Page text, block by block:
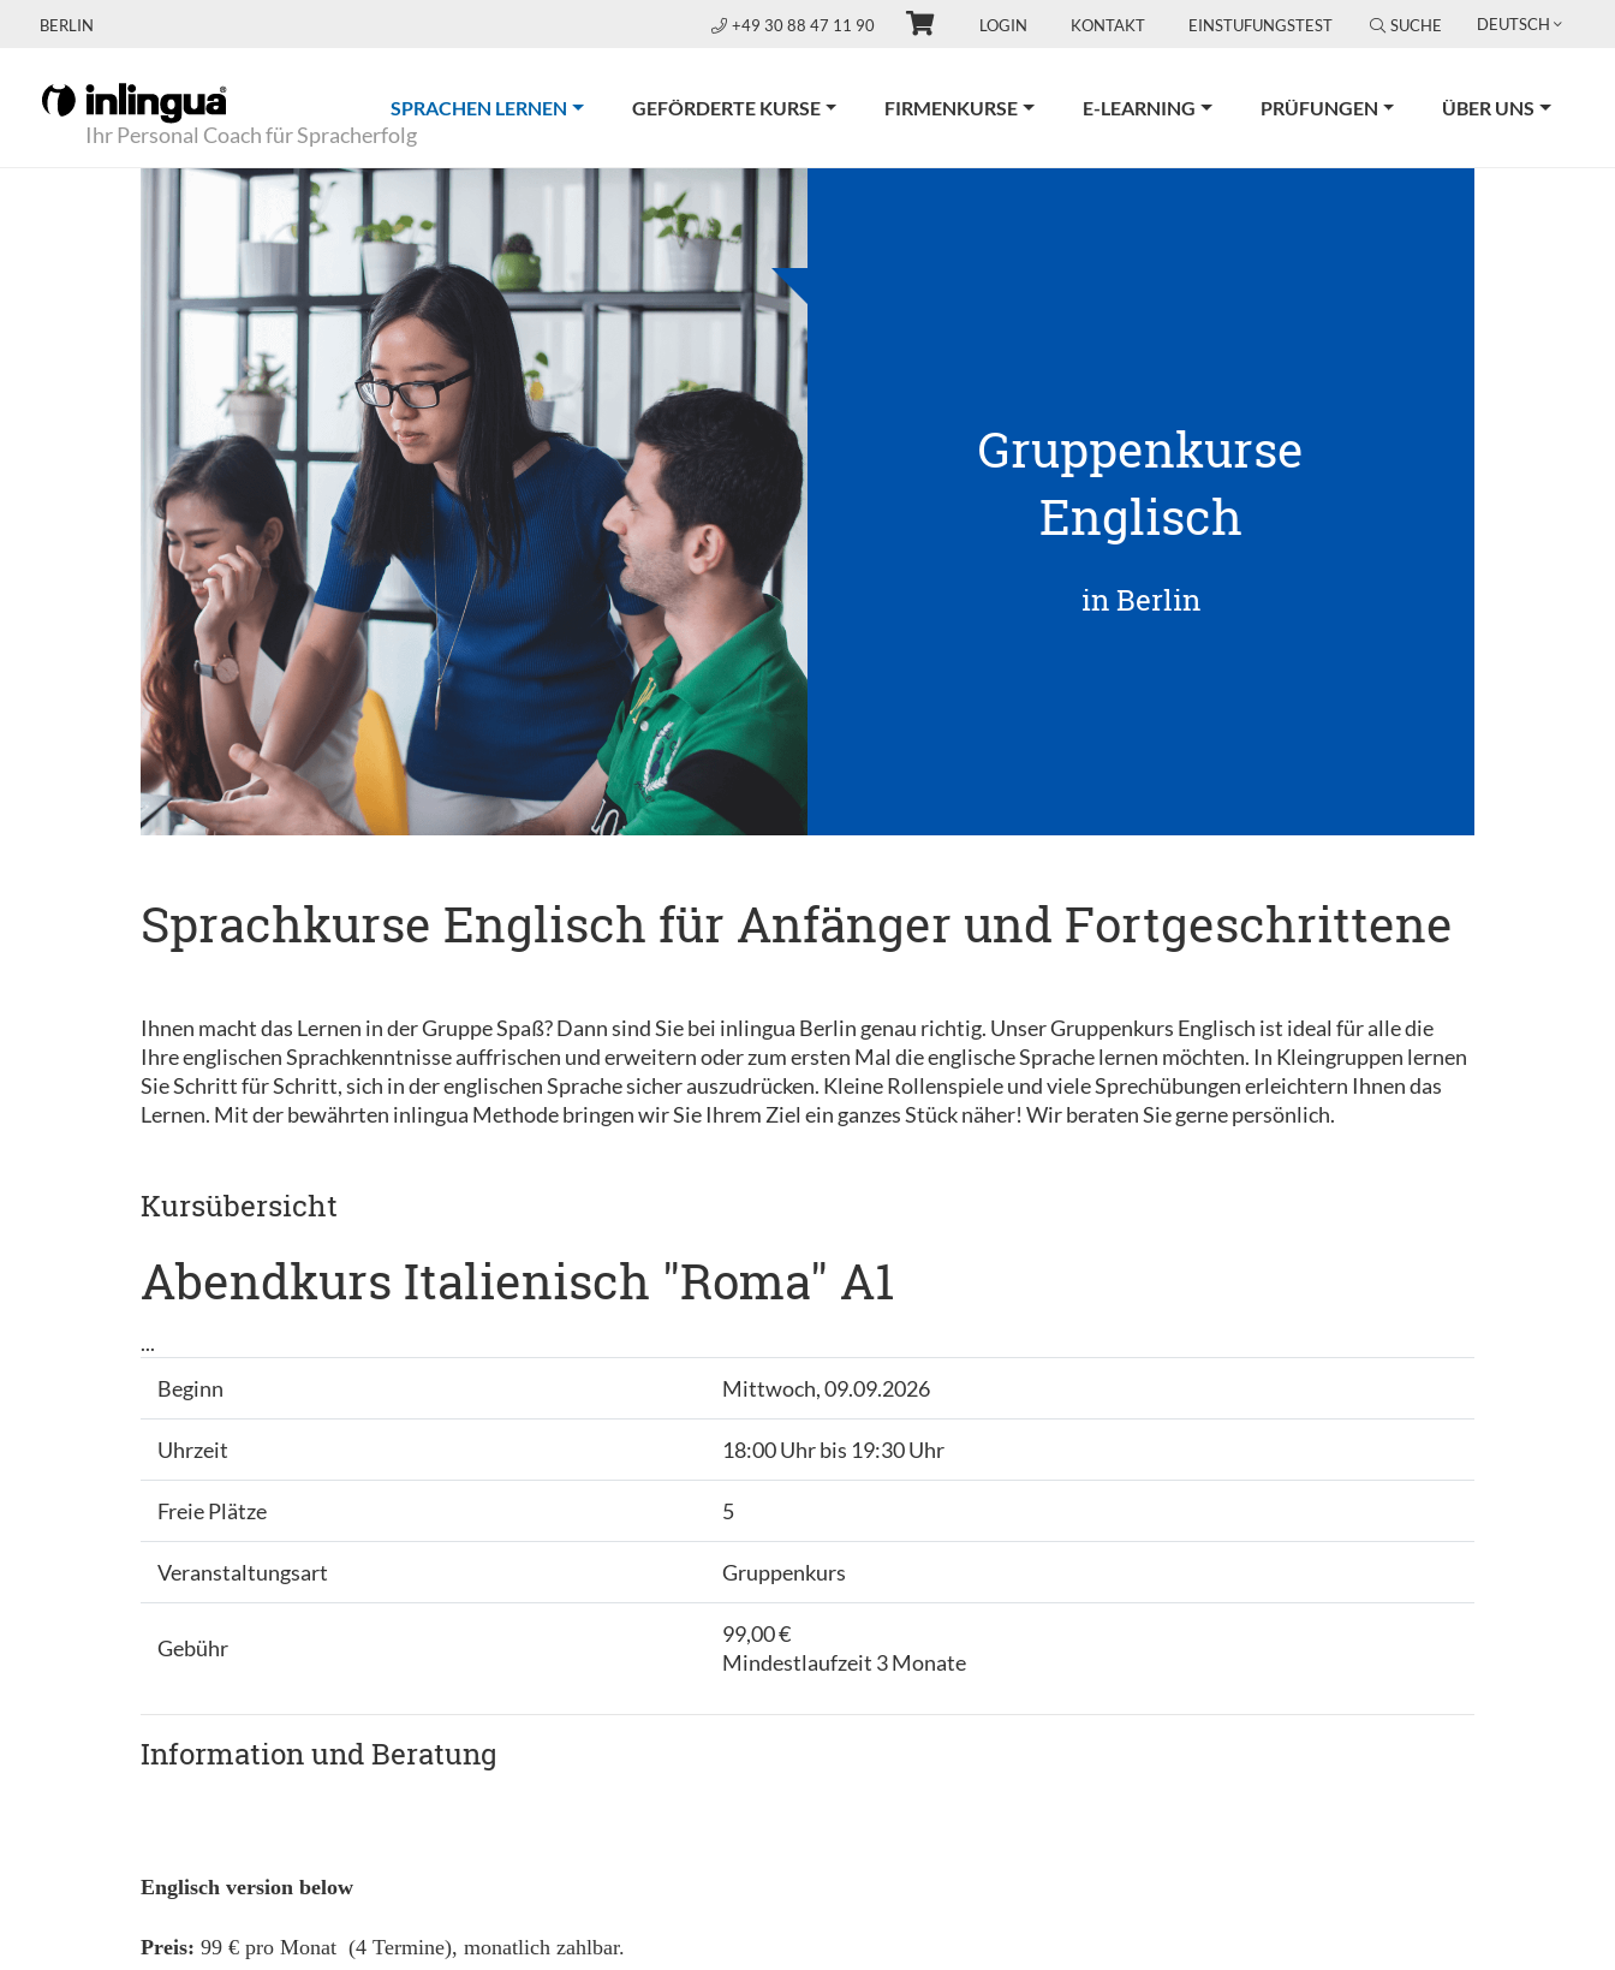
BERLIN +49 30 88 47 11 90 LOGIN KONTAKT EINSTUFUNGSTEST SUCHE DEUTSCH
Ihr Personal Coach für Spracherfolg
SPRACHEN LERNEN(CURRENT)GEFÖRDERTE KURSE FIRMENKURSE E-LEARNING PRÜFUNGEN ÜBER UNS
Gruppenkurse
Englisch
in Berlin
Sprachkurse Englisch für Anfänger und Fortgeschrittene
Ihnen macht das Lernen in der Gruppe Spaß? Dann sind Sie bei inlingua Berlin genau richtig. Unser Gruppenkurs Englisch ist ideal für alle die
Ihre englischen Sprachkenntnisse auffrischen und erweitern oder zum ersten Mal die englische Sprache lernen möchten. In Kleingruppen lernen
Sie Schritt für Schritt, sich in der englischen Sprache sicher auszudrücken. Kleine Rollenspiele und viele Sprechübungen erleichtern Ihnen das
Lernen. Mit der bewährten inlingua Methode bringen wir Sie Ihrem Ziel ein ganzes Stück näher! Wir beraten Sie gerne persönlich.
Kursübersicht
Abendkurs Italienisch "Roma" A1
...
Beginn
Mittwoch, 09.09.2026
Uhrzeit 18:00 Uhr bis 19:30 Uhr
Freie Plätze 5
Veranstaltungsart Gruppenkurs
Gebühr
99,00 €
Mindestlaufzeit 3 Monate
Information und Beratung
Englisch version below
Preis: 99 € pro Monat (4 Termine), monatlich zahlbar.